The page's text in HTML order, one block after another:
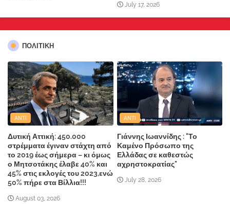
July 17, 2026
ΠΟΛΙΤΙΚΗ
ANTI
Δυτική Αττική: 450.000
στρέμματα έγιναν στάχτη από
το 2019 έως σήμερα – κι όμως
ο Μητσοτάκης έλαβε 40% και
45% στις εκλογές του 2023,ενώ
50% πήρε στα Βίλλια!!!
August 03, 2026
ANTI
Γιάννης Ιωαννίδης : "Το
Καμένο Πρόσωπο της
Ελλάδας σε καθεστώς
αχρηστοκρατίας"
July 28, 2026